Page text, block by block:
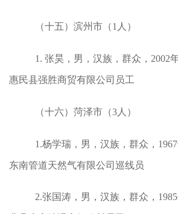
（十五）滨州市（1人）
1. 张昊，男，汉族，群众，2002
惠民县强胜商贸有限公司员工
（十六）菏泽市（3人）
1.杨学瑞，男，汉族，群众，
东南管道天然气有限公司巡线员
2.张国涛，男，汉族，群众，